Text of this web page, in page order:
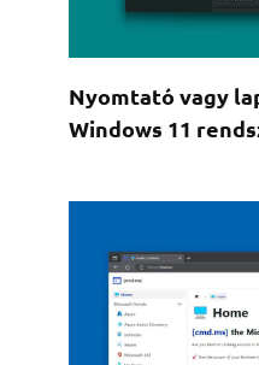
Nyomtató vagy
Windows 11